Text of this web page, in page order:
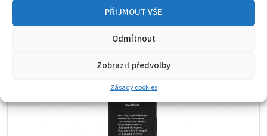
PŘIJMOUT VŠE
Odmítnout
Zobrazit předvolby
Zásady cookies